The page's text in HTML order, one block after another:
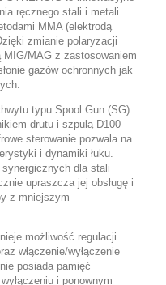
ręcznego stali i metali
MMA (elektrodą
zmianie polaryzacji
MIG/MAG z zastosowaniem
gazów ochronnych jak
typu Spool Gun (SG)
drutu i szpulą D100
sterowanie pozwala na
i dynamiki łuku.
dla stali
upraszcza jej obsługę i
z mniejszym
możliwość regulacji
włączenie/wyłączenie
posiada pamięć
i ponownym